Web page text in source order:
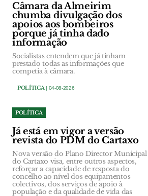
Câmara da Almeirim
chumba divulgação dos
apoios aos bombeiros
porque já tinha dado
informação
Socialistas entendem que já tinham
prestado todas as informações que
competia à câmara.
POLÍTICA| 04-08-2026
POLÍTICA
Já está em vigor a versão
revista do PDM do Cartaxo
Nova versão do Plano Director Municipal
do Cartaxo visa, entre outros aspectos,
reforçar a capacidade de resposta do
concelho ao nível dos equipamentos
colectivos, dos serviços de apoio à
população e da qualidade de vida das